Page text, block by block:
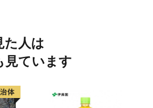
た人は
見ています